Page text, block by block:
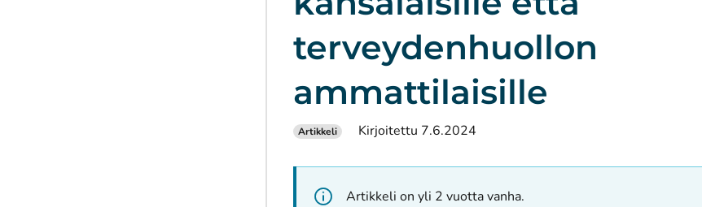
terveydenhuollon
ammattilaisille
Artikkeli Kirjoitettu 7.6.2024
Artikkeli on yli 2 vuotta vanha.